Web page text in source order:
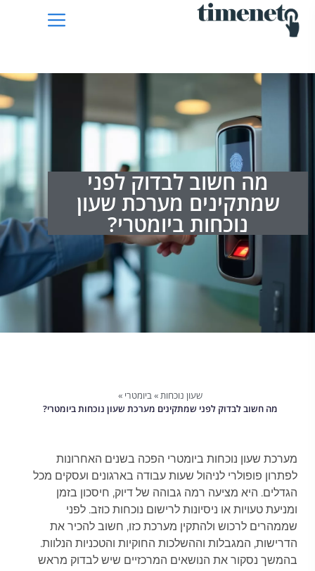
מה חשוב לבדוק לפני
שמתקינים מערכת שעון
נוכחות ביומטרי?
שעון נוכחות»ביומטרי »
מה חשוב לבדוק לפני שמתקינים מערכת שעון נוכחות ביומטרי?
מערכת שעון נוכחות ביומטרי הפכה בשנים האחרונות
לפתרון פופולרי לניהול שעות עבודה בארגונים ועסקים מכל
הגדלים. היא מציעה רמה גבוהה של דיוק, חיסכון בזמן
ומניעת טעויות או ניסיונות לרישום נוכחות כוזב. לפני
שממהרים לרכוש ולהתקין מערכת כזו, חשוב להכיר את
הדרישות, המגבלות וההשלכות החוקיות והטכניות הנלוות.
בהמשך נסקור את הנושאים המרכזיים שיש לבדוק מראש